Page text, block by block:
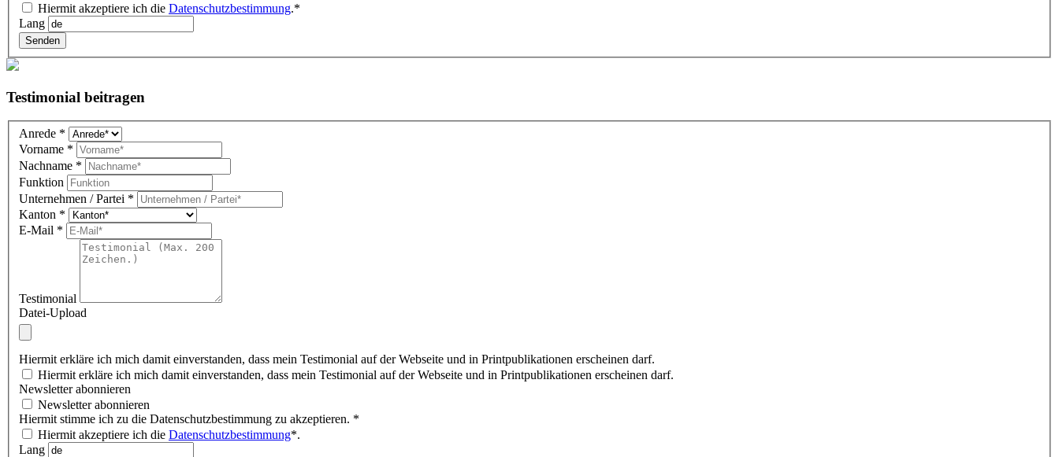
Hiermit akzeptiere ich die Datenschutzbestimmung.*
Lang
Senden
Testimonial beitragen
Testimonial
DE
(overlay)
Anrede *
Vorname *
Nachname *
Funktion
Unternehmen / Partei *
Kanton *
E-Mail *
Testimonial
Datei-Upload
Hiermit erkläre ich mich damit einverstanden, dass mein Testimonial auf der Webseite und in Printpublikationen erscheinen darf.
Hiermit erkläre ich mich damit einverstanden, dass mein Testimonial auf der Webseite und in Printpublikationen erscheinen darf.
Newsletter abonnieren
Newsletter abonnieren
Hiermit stimme ich zu die Datenschutzbestimmung zu akzeptieren. *
Hiermit akzeptiere ich die Datenschutzbestimmung*.
Lang